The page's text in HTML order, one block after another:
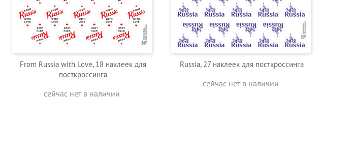
From Russia with Love, 18 наклеек для
посткроссинга
сейчас нет в наличии
Russia, 27 наклеек для посткроссинга
сейчас нет в наличии